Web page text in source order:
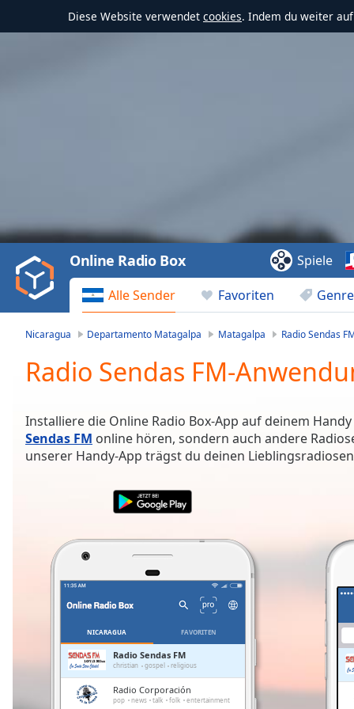
Diese Website verwendet cookies. Indem du weiter
Play
Video
Play
Backward
Skip
Current
Time0:00
Duration-:-
Loaded:
0.00%
Remaining
Alle Sender Favoriten
Online Radio Box Spiele
Nicaragua Departamento Matagalpa Matagalpa Radio Sendas
Radio Sendas FM-
Installiere die Online Radio Box-App auf deinem
Sendas FM online hören, sondern auch andere
unserer Handy-App trägst du deinen
NICARAGUA FAVORITEN
Radio Sendas FM
christian gospel religious
Radio Corporación
pop news talk folk entertainment